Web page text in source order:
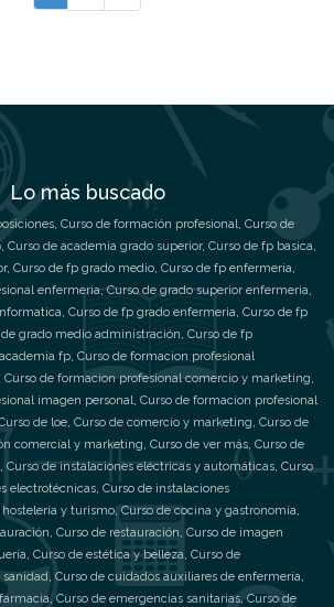
Lo más buscado
, Curso de formación profesional, Curso de
, Curso de academia grado superior, Curso de fp basica,
, Curso de fp grado medio, Curso de fp enfermeria,
enfermeria,Curso de grado superior enfermeria,
, Curso de fp grado enfermeria, Curso de fp
de grado medio administración, Curso de fp
fp, Curso de formacion profesional
Curso de formacion profesional comercio y marketing,
imagen personal, Curso de formacion profesional
de loe, Curso de comercio y marketing, Curso de
comercial y marketing, Curso de ver más, Curso de
, Curso de instalaciones eléctricas y automáticas, Curso
electrotécnicas, Curso de instalaciones
hostelería y turismo,Curso de cocina y gastronomía,
, Curso de restauración, Curso de imagen
, Curso de estética y belleza, Curso de
sanidad, Curso de cuidados auxiliares de enfermería,
,Curso de emergencias sanitarias,Curso de